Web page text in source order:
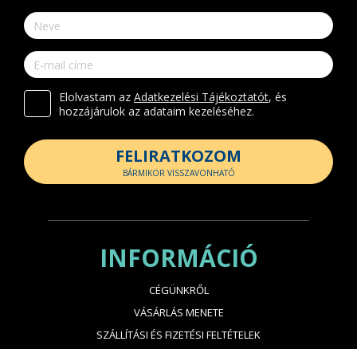
Elolvastam az Adatkezelési Tájékoztatót, és
hozzájárulok az adataim kezeléséhez.
FELIRATKOZOM
BÁRMIKOR VISSZAVONHATÓ
INFORMÁCIÓ
CÉGÜNKRŐL
VÁSÁRLÁS MENETE
SZÁLLÍTÁSI ÉS FIZETÉSI FELTÉTELEK